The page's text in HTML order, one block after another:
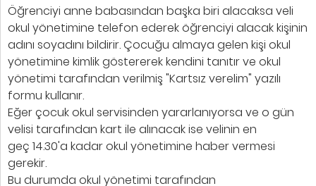
Öğrenciyi anne babasından başka biri alacaksa veli
okul yönetimine telefon ederek öğrenciyi alacak kişinin
adını soyadını bildirir. Çocuğu almaya gelen kişi okul
yönetimine kimlik göstererek kendini tanıtır ve okul
yönetimi tarafından verilmiş "Kartsız verelim" yazılı
formu kullanır.
Eğer çocuk okul servisinden yararlanıyorsa ve o gün
velisi tarafından kart ile alınacak ise velinin en
geç 14.30'a kadar okul yönetimine haber vermesi
gerekir.
Bu durumda okul yönetimi tarafından